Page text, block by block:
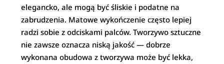
elegancko, ale mogą być śliskie i podatne na
zabrudzenia. Matowe wykończenie często lepiej
radzi sobie z odciskami palców. Tworzywo sztuczne
nie zawsze oznacza niską jakość — dobrze
wykonana obudowa z tworzywa może być lekka,